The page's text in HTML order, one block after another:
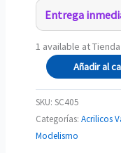
Entrega
1 available at
Wild
Tuft
–
Swamp
4mm
Añadir al
SKU:SC405
Categorías:Acrilicos
Modelismo